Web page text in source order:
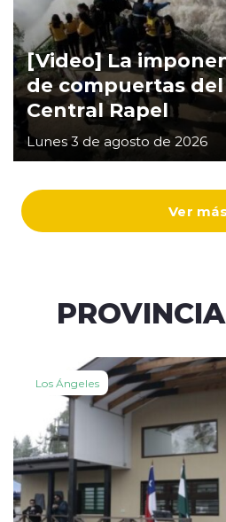
Ver
[Video] La
de compuertas
Central Rapel
Lunes 3 de agosto de 2026
Los Ángeles